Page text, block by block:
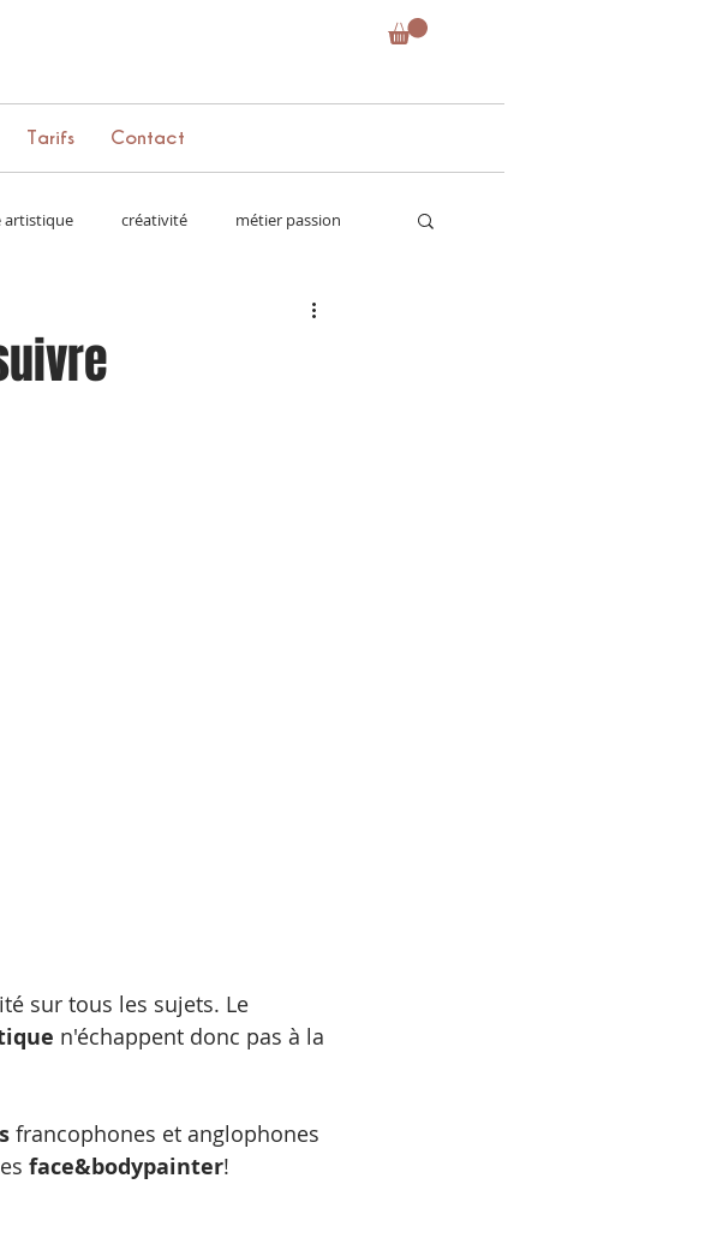
Tarifs Contact
artistique créativité métier passion
sur tous les sujets. Le
n'échappent donc pas à la
francophones et anglophones
face&bodypainter!